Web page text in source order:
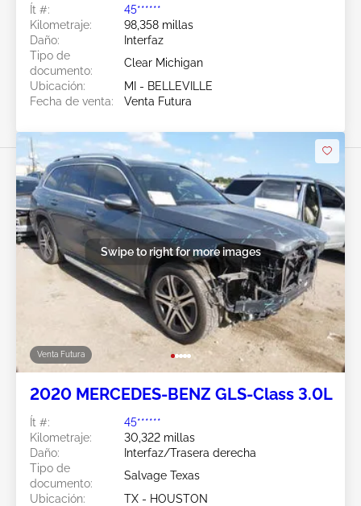
Ít #:
45******
Kilometraje:
98,358 millas
Daño:
Interfaz
Tipo de
documento:
Clear Michigan
Ubicación:
MI - BELLEVILLE
Fecha de venta:
Venta Futura
Venta Futura
Swipe to right for more images
2020 MERCEDES-BENZ GLS-Class 3.0L
Ít #:
45******
Kilometraje:
30,322 millas
Daño:
Interfaz/Trasera derecha
Tipo de
documento:
Salvage Texas
Ubicación:
TX - HOUSTON